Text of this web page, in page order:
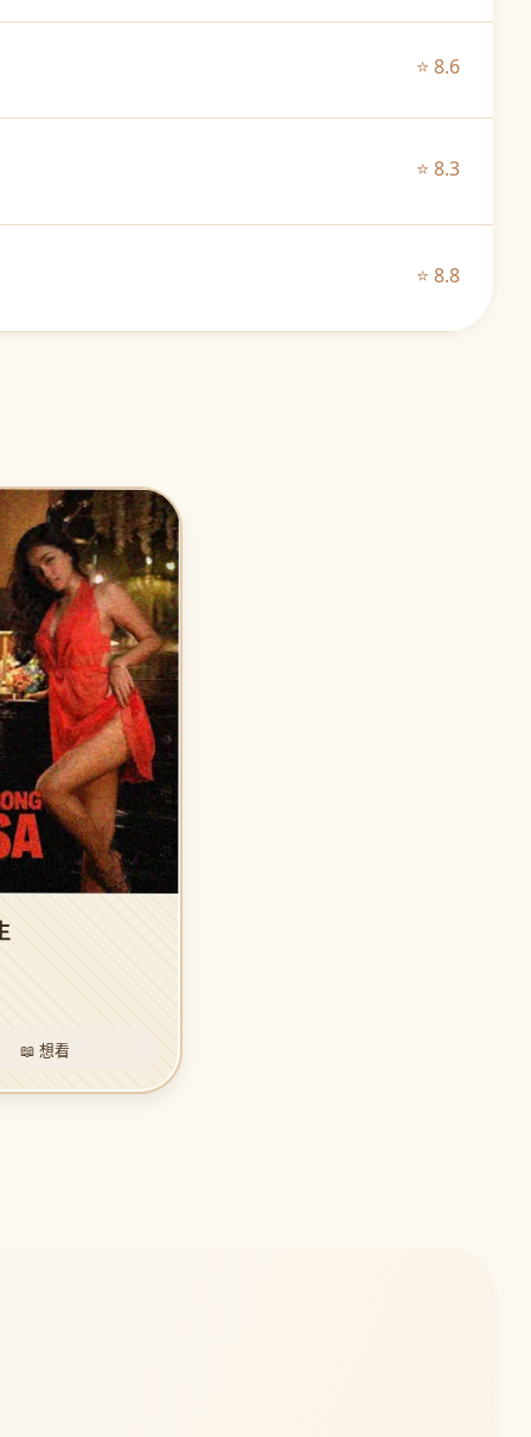
⭐ 8.6
⭐ 8.3
⭐ 8.8
📖 想看